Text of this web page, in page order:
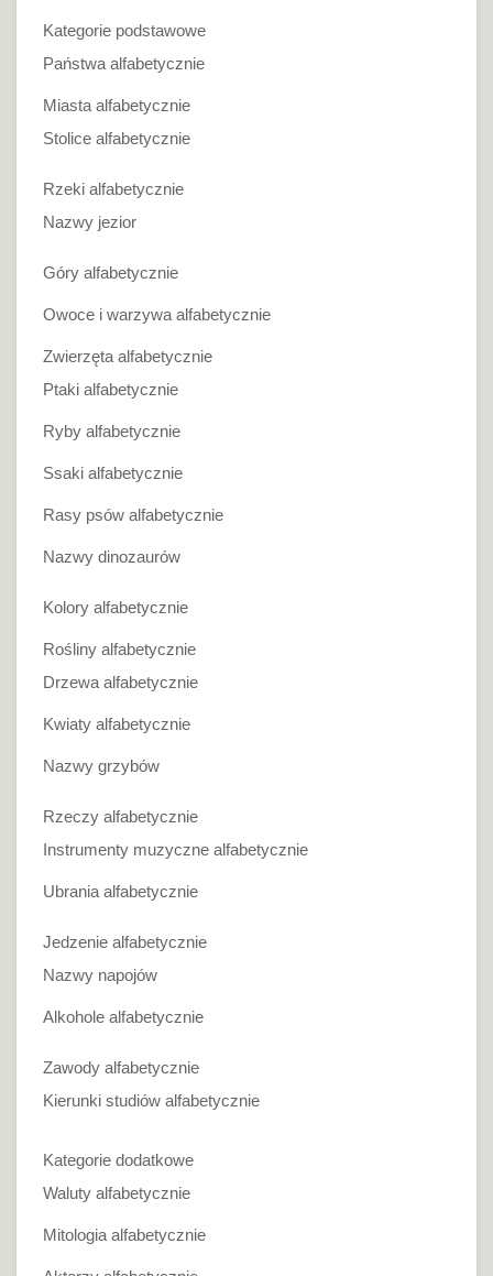
Kategorie podstawowe
Państwa alfabetycznie
Miasta alfabetycznie
Stolice alfabetycznie
Rzeki alfabetycznie
Nazwy jezior
Góry alfabetycznie
Owoce i warzywa alfabetycznie
Zwierzęta alfabetycznie
Ptaki alfabetycznie
Ryby alfabetycznie
Ssaki alfabetycznie
Rasy psów alfabetycznie
Nazwy dinozaurów
Kolory alfabetycznie
Rośliny alfabetycznie
Drzewa alfabetycznie
Kwiaty alfabetycznie
Nazwy grzybów
Rzeczy alfabetycznie
Instrumenty muzyczne alfabetycznie
Ubrania alfabetycznie
Jedzenie alfabetycznie
Nazwy napojów
Alkohole alfabetycznie
Zawody alfabetycznie
Kierunki studiów alfabetycznie
Kategorie dodatkowe
Waluty alfabetycznie
Mitologia alfabetycznie